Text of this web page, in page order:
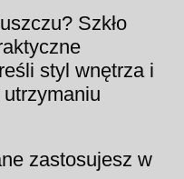
Szkło
styl wnętrza i
utrzymaniu
zastosujesz w